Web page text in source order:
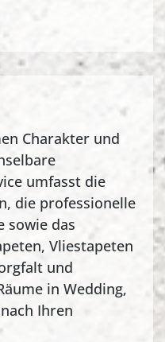
Charakter und
umfasst die
die professionelle
sowie das
Vliestapeten
und
in Wedding,
Ihren